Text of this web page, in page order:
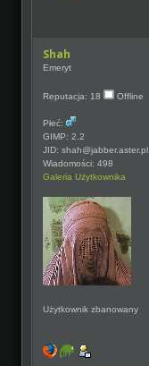
Shah
Emeryt
Reputacja: 18 Offline
Płeć:
GIMP: 2.2
JID: shah@jabber.aster.pl
Wiadomości: 498
Galeria Użytkownika
Użytkownik zbanowany